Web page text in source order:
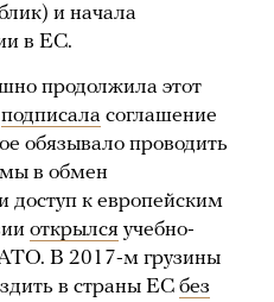
и начала
в ЕС.
продолжила этот
подписала соглашение
обязывало проводить
в обмен
к европейским
открылся учебно-
В 2017-м грузины
в страны ЕС без